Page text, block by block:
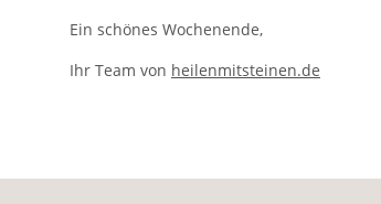
Ein schönes Wochenende,
Ihr Team von heilenmitsteinen.de